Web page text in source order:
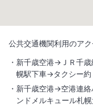
公共交通機関利用のアク
新千歳空港→ＪＲ千歳
幌駅下車→タクシー約
新千歳空港→空港連絡
ンドメルキュール札